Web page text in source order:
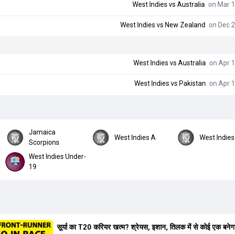
West Indies vs Australia on Mar
West Indies vs New Zealand on Dec
West Indies vs Australia on Apr
West Indies vs Pakistan on Apr
Jamaica
Scorpions
West Indies A West
West Indies Under-
19
सूर्या का T20 करियर खत्म? श्रेयस, इशान, तिलक में से कोई एक